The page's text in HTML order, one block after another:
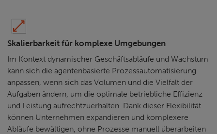
Skalierbarkeit für komplexe Umgebungen
Im Kontext dynamischer Geschäftsabläufe und Wachstum
kann sich die agentenbasierte Prozessautomatisierung
anpassen, wenn sich das Volumen und die Vielfalt der
Aufgaben ändern, um die optimale betriebliche Effizienz
und Leistung aufrechtzuerhalten. Dank dieser Flexibilität
können Unternehmen expandieren und komplexere
Abläufe bewältigen, ohne Prozesse manuell überarbeiten